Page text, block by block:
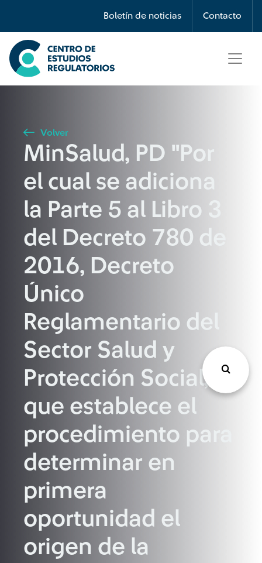
Boletín de noticias Contacto
Búsqueda
Seleccione país
Buscar
Volver
MinSalud, PD "Por
el cual se adiciona
la Parte 5 al Libro 3
del Decreto 780 de
2016, Decreto
Único
Reglamentario del
Sector Salud y
Protección Social,
que establece el
procedimiento para
determinar en
primera
oportunidad el
origen de la